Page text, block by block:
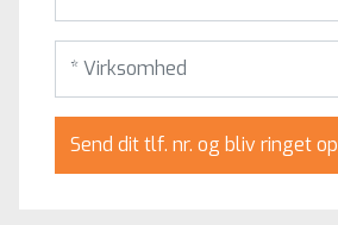
Send dit tlf. nr. og bliv ringet op